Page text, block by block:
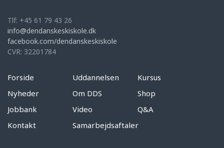
Tlf: +45 61 79 43 26
info@dendanskeskiskole.dk
facebook.com/dendanskeskiskole
CVR: 32201784
Forside Uddannelsen
Kursus
Nyheder
Om DDS
Shop
Jobbank
Video
Q&A
Kontakt
Samarbejdsaftaler